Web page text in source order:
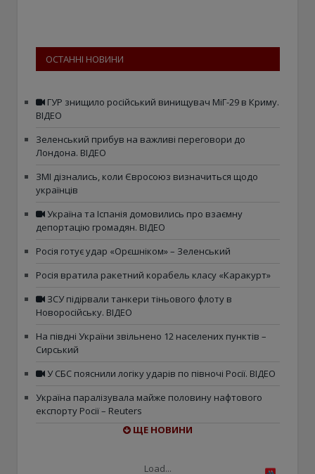
ОСТАННІ НОВИНИ
ГУР знищило російський винищувач МіГ-29 в Криму.
ВІДЕО
Зеленський прибув на важливі переговори до
Лондона. ВІДЕО
ЗМІ дізнались, коли Євросоюз визначиться щодо
українців
Україна та Іспанія домовились про взаємну
депортацію громадян. ВІДЕО
Росія готує удар «Орєшніком» – Зеленський
Росія вратила ракетний корабель класу «Каракурт»
ЗСУ підірвали танкери тіньового флоту в
Новоросійську. ВІДЕО
На півдні України звільнено 12 населених пунктів –
Сирський
У СБС пояснили логіку ударів по півночі Росії. ВІДЕО
Україна паралізувала майже половину нафтового
експорту Росії – Reuters
ЩЕ НОВИНИ
Load...